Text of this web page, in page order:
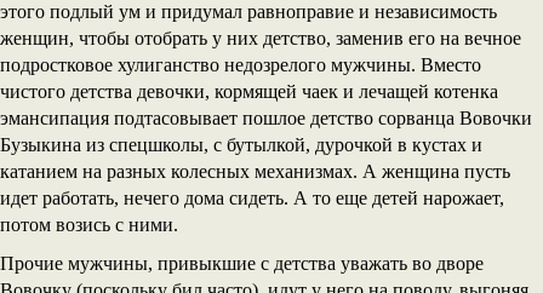
этого подлый ум и придумал равноправие и независимость
женщин, чтобы отобрать у них детство, заменив его на вечное
подростковое хулиганство недозрелого мужчины. Вместо
чистого детства девочки, кормящей чаек и лечащей котенка
эмансипация подтасовывает пошлое детство сорванца Вовочки
Бузыкина из спецшколы, с бутылкой, дурочкой в кустах и
катанием на разных колесных механизмах. А женщина пусть
идет работать, нечего дома сидеть. А то еще детей нарожает,
потом возись с ними.
Прочие мужчины, привыкшие с детства уважать во дворе